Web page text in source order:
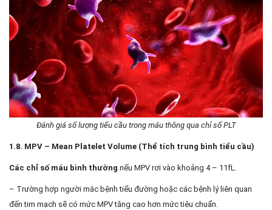
Đánh giá số lượng tiểu cầu trong máu thông qua chỉ số PLT
1.8. MPV – Mean Platelet Volume (Thể tích trung bình tiểu cầu)
Các chỉ số máu bình thường nếu MPV rơi vào khoảng 4 – 11fL.
– Trường hợp người mắc bệnh tiểu đường hoặc các bệnh lý liên quan
đến tim mạch sẽ có mức MPV tăng cao hơn mức tiêu chuẩn.